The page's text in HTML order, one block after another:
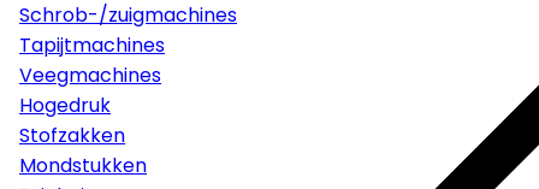
Schrob-/zuigmachines
Tapijtmachines
Veegmachines
Hogedruk
Stofzakken
Mondstukken